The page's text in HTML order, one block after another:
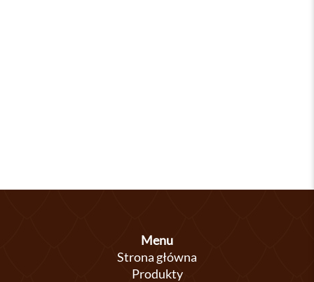
Menu
Strona główna
Produkty